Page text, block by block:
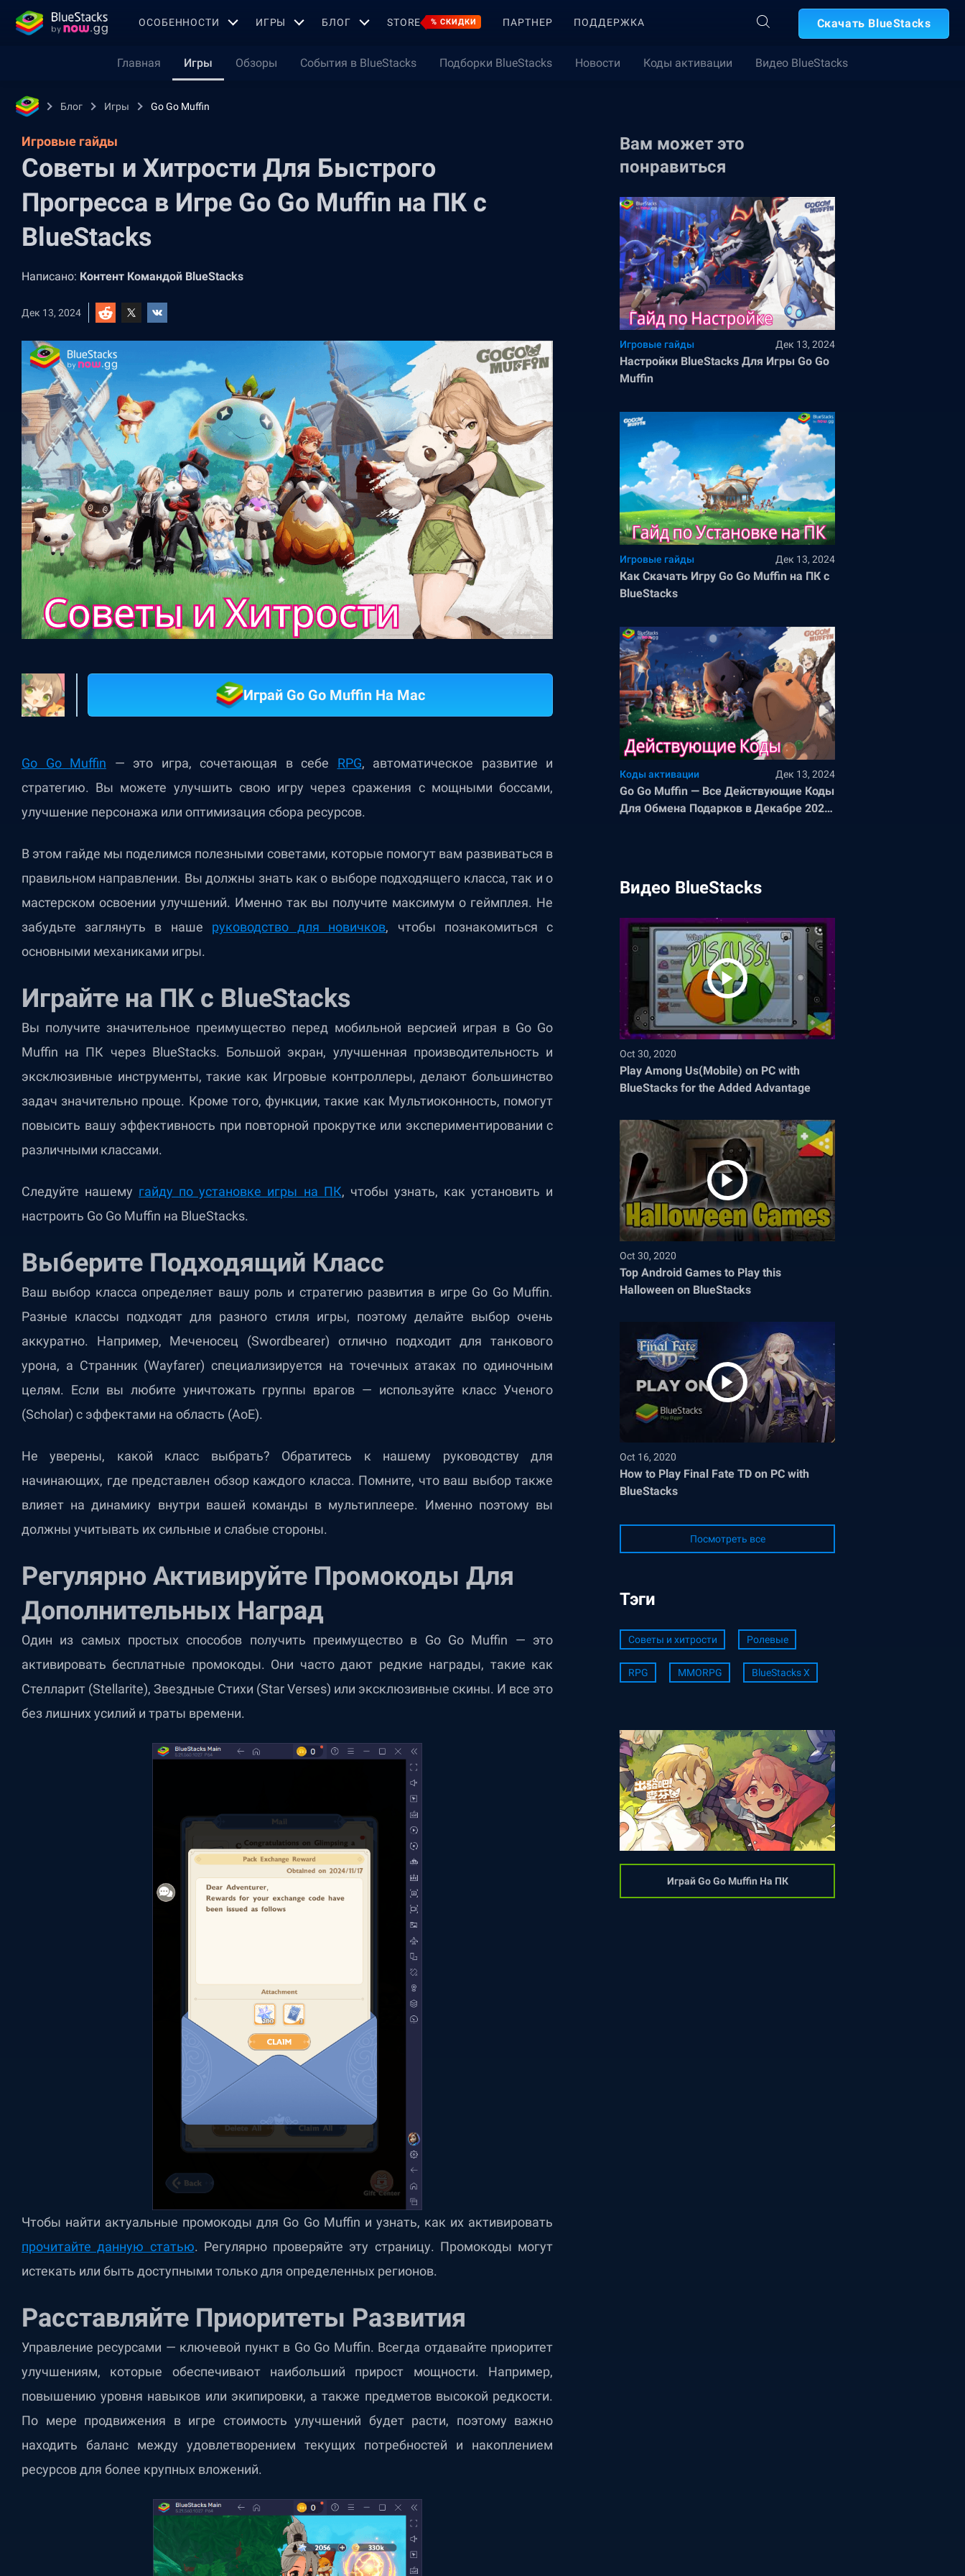
OСОБЕННОСТИ ИГРЫ БЛОГ STORE % СКИДКИ ПАРТНЕР ПОДДЕРЖКА Скачать BlueStacks
Главная Игры Обзоры События в BlueStacks Подборки BlueStacks Новости Коды активации Видео BlueStacks
Блог Игры Go Go Muffin
Игровые гайды
Советы и Хитрости Для Быстрого
Прогресса в Игре Go Go Muffin на ПК с
BlueStacks
Написано: Контент Командой BlueStacks
Дек 13, 2024
Играй Go Go Muffin На Mac
Go Go Muffin — это игра, сочетающая в себе RPG, автоматическое развитие и
стратегию. Вы можете улучшить свою игру через сражения с мощными боссами,
улучшение персонажа или оптимизация сбора ресурсов.
В этом гайде мы поделимся полезными советами, которые помогут вам развиваться в
правильном направлении. Вы должны знать как о выборе подходящего класса, так и о
мастерском освоении улучшений. Именно так вы получите максимум о геймплея. Не
забудьте заглянуть в наше руководство для новичков, чтобы познакомиться с
основными механиками игры.
Играйте на ПК с BlueStacks
Вы получите значительное преимущество перед мобильной версией играя в Go Go
Muffin на ПК через BlueStacks. Большой экран, улучшенная производительность и
эксклюзивные инструменты, такие как Игровые контроллеры, делают большинство
задач значительно проще. Кроме того, функции, такие как Мультиоконность, помогут
повысить вашу эффективность при повторной прокрутке или экспериментировании с
различными классами.
Следуйте нашему гайду по установке игры на ПК, чтобы узнать, как установить и
настроить Go Go Muffin на BlueStacks.
Выберите Подходящий Класс
Ваш выбор класса определяет вашу роль и стратегию развития в игре Go Go Muffin.
Разные классы подходят для разного стиля игры, поэтому делайте выбор очень
аккуратно. Например, Меченосец (Swordbearer) отлично подходит для танкового
урона, а Странник (Wayfarer) специализируется на точечных атаках по одиночным
целям. Если вы любите уничтожать группы врагов — используйте класс Ученого
(Scholar) с эффектами на область (AoE).
Не уверены, какой класс выбрать? Обратитесь к нашему руководству для
начинающих, где представлен обзор каждого класса. Помните, что ваш выбор также
влияет на динамику внутри вашей команды в мультиплеере. Именно поэтому вы
должны учитывать их сильные и слабые стороны.
Регулярно Активируйте Промокоды Для
Дополнительных Наград
Один из самых простых способов получить преимущество в Go Go Muffin — это
активировать бесплатные промокоды. Они часто дают редкие награды, такие как
Стелларит (Stellarite), Звездные Стихи (Star Verses) или эксклюзивные скины. И все это
без лишних усилий и траты времени.
Чтобы найти актуальные промокоды для Go Go Muffin и узнать, как их активировать
прочитайте данную статью. Регулярно проверяйте эту страницу. Промокоды могут
истекать или быть доступными только для определенных регионов.
Расставляйте Приоритеты Развития
Управление ресурсами — ключевой пункт в Go Go Muffin. Всегда отдавайте приоритет
улучшениям, которые обеспечивают наибольший прирост мощности. Например,
повышению уровня навыков или экипировки, а также предметов высокой редкости.
По мере продвижения в игре стоимость улучшений будет расти, поэтому важно
находить баланс между удовлетворением текущих потребностей и накоплением
ресурсов для более крупных вложений.
Вам может это
понравиться
Игровые гайды Дек 13, 2024
Настройки BlueStacks Для Игры Go Go
Muffin
Игровые гайды Дек 13, 2024
Как Скачать Игру Go Go Muffin на ПК с
BlueStacks
Коды активации Дек 13, 2024
Go Go Muffin — Все Действующие Коды
Для Обмена Подарков в Декабре 2024
Видео BlueStacks
Oct 30, 2020
Play Among Us(Mobile) on PC with
BlueStacks for the Added Advantage
Oct 30, 2020
Top Android Games to Play this
Halloween on BlueStacks
Oct 16, 2020
How to Play Final Fate TD on PC with
BlueStacks
Посмотреть все
Тэги
Советы и хитрости Ролевые
RPG MMORPG BlueStacks X
Играй Go Go Muffin На ПК